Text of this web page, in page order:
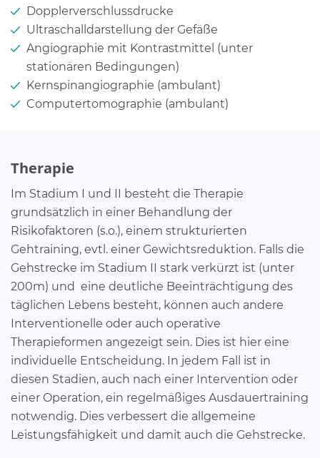
Dopplerverschlussdrucke
Ultraschalldarstellung der Gefäße
Angiographie mit Kontrastmittel (unter
stationären Bedingungen)
Kernspinangiographie (ambulant)
Computertomographie (ambulant)
Therapie
Im Stadium I und II besteht die Therapie
grundsätzlich in einer Behandlung der
Risikofaktoren (s.o.), einem strukturierten
Gehtraining, evtl. einer Gewichtsreduktion. Falls die
Gehstrecke im Stadium II stark verkürzt ist (unter
200m) und eine deutliche Beeinträchtigung des
täglichen Lebens besteht, können auch andere
Interventionelle oder auch operative
Therapieformen angezeigt sein. Dies ist hier eine
individuelle Entscheidung. In jedem Fall ist in
diesen Stadien, auch nach einer Intervention oder
einer Operation, ein regelmäßiges Ausdauertraining
notwendig. Dies verbessert die allgemeine
Leistungsfähigkeit und damit auch die Gehstrecke.